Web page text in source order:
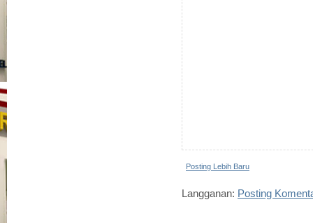
Posting Lebih Baru
Langganan: Posting